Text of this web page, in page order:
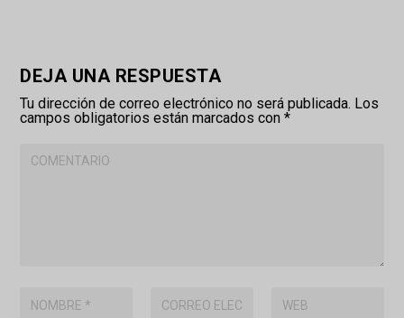
DEJA UNA RESPUESTA
Tu dirección de correo electrónico no será publicada. Los
campos obligatorios están marcados con*